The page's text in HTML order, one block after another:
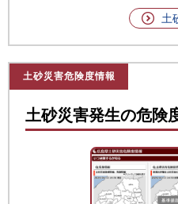
土
土砂災害危険度情報
土砂災害発生の危険